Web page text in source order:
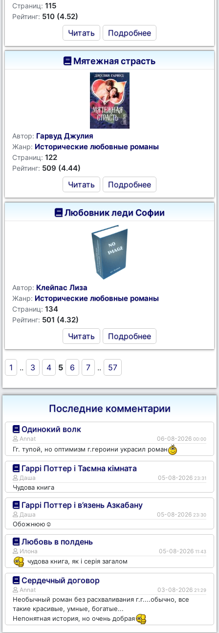
Страниц: 115
Рейтинг: 510 (4.52)
Читать Подробнее
Мятежная страсть
Автор: Гарвуд Джулия
Жанр: Исторические любовные романы
Страниц: 122
Рейтинг: 509 (4.44)
Читать Подробнее
Любовник леди Софии
Автор: Клейпас Лиза
Жанр: Исторические любовные романы
Страниц: 134
Рейтинг: 501 (4.32)
Читать Подробнее
1 .. 3 4 5 6 7 .. 57
Последние комментарии
Одинокий волк
Annat 06-08-2026 00:00
Гг. тупой, но оптимизм г.героини украсил роман
Гаррі Поттер і Таємна кімната
Даша 05-08-2026 23:31
Чудова книга
Гаррі Поттер і в’язень Азкабану
Даша 05-08-2026 23:30
Обожнюю☺️
Любовь в полдень
Илона 05-08-2026 11:43
чудова книга, як і серія загалом
Сердечный договор
Annat 03-08-2026 21:29
Необычный роман без расхваливания г.г....обычно, все
такие красивые, умные, богатые...
Непонятная история, но очень добрая